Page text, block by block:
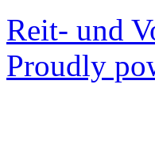
Reit- und
Proudly